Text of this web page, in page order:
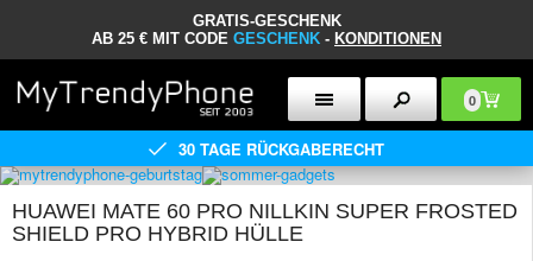
GRATIS-GESCHENK
AB 25 € MIT CODE GESCHENK - KONDITIONEN
0
30 TAGE RÜCKGABERECHT
HUAWEI MATE 60 PRO NILLKIN SUPER FROSTED
SHIELD PRO HYBRID HÜLLE